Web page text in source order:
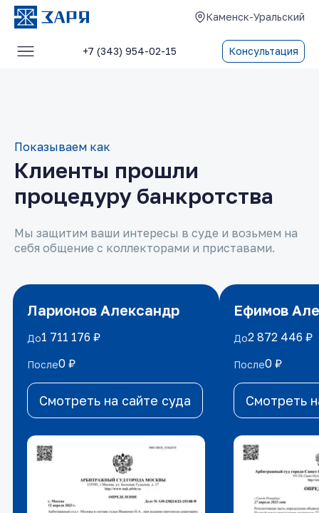
Каменск-Уральский
+7 (343) 954-02-15 Консультация
Блог
Отзывы
Контакты
Показываем как
Клиенты прошли
процедуру банкротства
Мы защитим ваши интересы в суде и возьмем на
себя общение с коллекторами и приставами.
Ларионов Александр
До1 711 176 ₽
После0 ₽
Смотреть на сайте суда
Ефимов
До2 872 446 ₽
После0 ₽
Смотреть
Ларионов Александр
До1 711 176 ₽
После0 ₽
Смотреть на сайте суда
Ефимов
До2 872 446 ₽
После0 ₽
Смотреть